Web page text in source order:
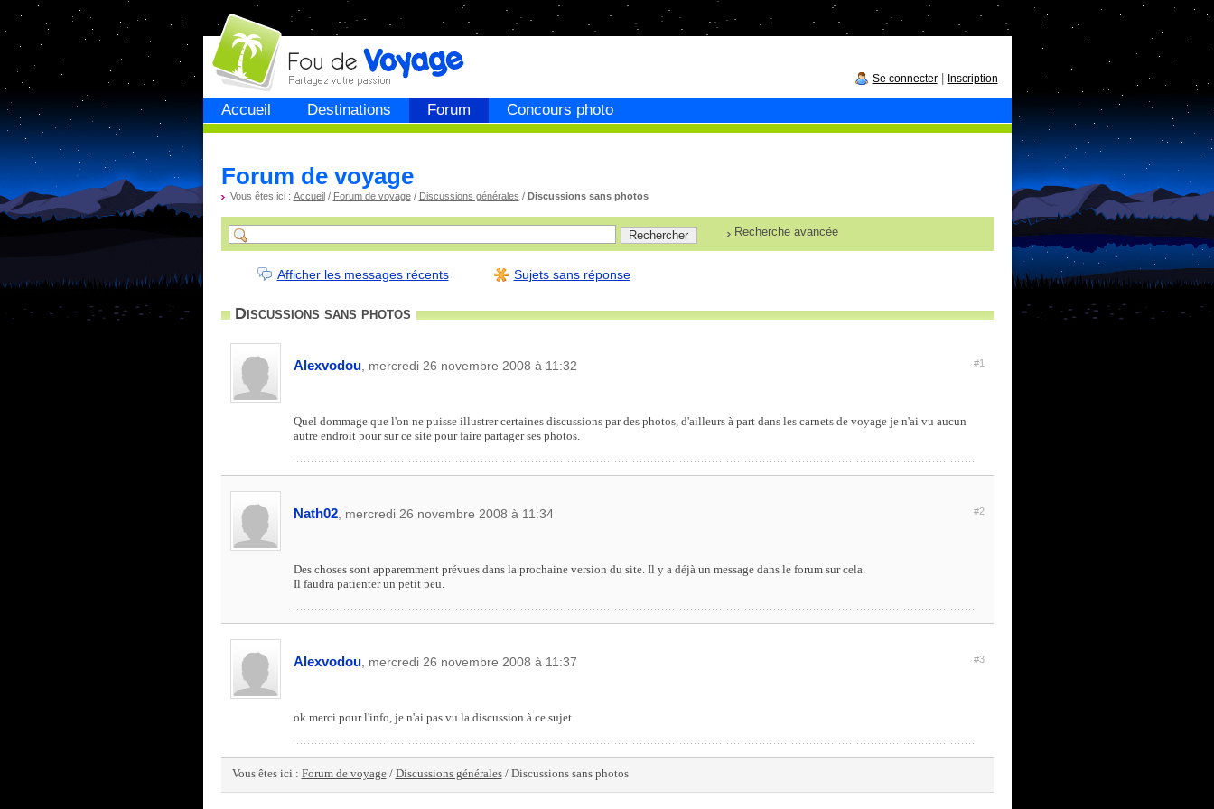
Accueil Destinations Forum Concours photo
Fou devoyage
Se connecter| Inscription
Forum de voyage
Vous êtes ici : Accueil/ Forum de voyage/ Discussions générales / Discussions sans photos
Recherche avancée
Afficher les messages récents Sujets sans réponse
Discussions sans photos
Alexvodou, mercredi 26 novembre 2008 à 11:32 #1
Quel dommage que l'on ne puisse illustrer certaines discussions par des photos, d'ailleurs à part dans les carnets de voyage je n'ai vu aucun
autre endroit pour sur ce site pour faire partager ses photos.
Nath02, mercredi 26 novembre 2008 à 11:34 #2
Des choses sont apparemment prévues dans la prochaine version du site. Il y a déjà un message dans le forum sur cela.
Il faudra patienter un petit peu.
Alexvodou, mercredi 26 novembre 2008 à 11:37 #3
ok merci pour l'info, je n'ai pas vu la discussion à ce sujet
Vous êtes ici : Forum de voyage / Discussions générales / Discussions sans photos